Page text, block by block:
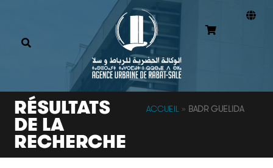
RÉSULTATS
DE LA
RECHERCHE
ACCUEIL » BADR GUELIDA